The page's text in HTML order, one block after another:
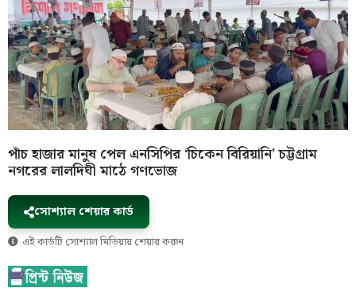
পাঁচ হাজার মানুষ পেল এনসিপির ‘চিকেন বিরিয়ানি’ চট্টগ্রাম
নগরের লালদিঘী মাঠে গণভোজ
সোশ্যাল শেয়ার কার্ড
এই কার্ডটি সোশ্যাল মিডিয়ায় শেয়ার করুন